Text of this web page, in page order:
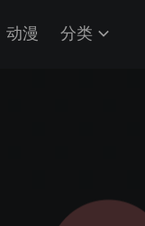
动漫 分类